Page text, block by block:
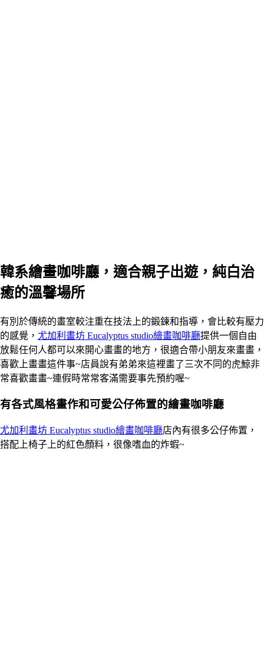
韓系繪畫咖啡廳，適合親子出遊，純白治
癒的溫馨場所
有別於傳統的畫室較注重在技法上的鍛鍊和指導，會比較有壓力
的感覺， 尤加利畫坊 Eucalyptus studio繪畫咖啡廳提供一個自由
放鬆任何人都可以來開心畫畫的地方，很適合帶小朋友來畫畫，
喜歡上畫畫這件事~店員說有弟弟來這裡畫了三次不同的虎鯨非
常喜歡畫畫~連假時常常客滿需要事先預約喔~
有各式風格畫作和可愛公仔佈置的繪畫咖啡廳
尤加利畫坊 Eucalyptus studio繪畫咖啡廳店內有很多公仔佈置，
搭配上椅子上的紅色顏料，很像嗜血的炸蝦~